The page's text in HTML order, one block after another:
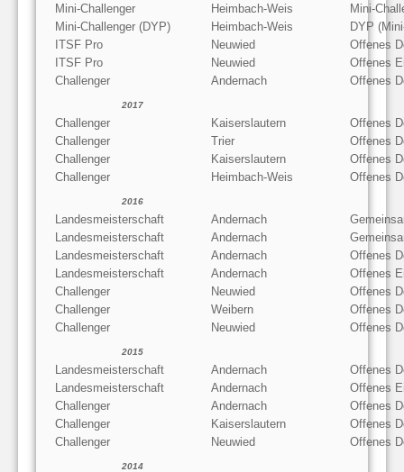
Mini-Challenger Heimbach-Weis
Mini-
Mini-Challenger (DYP)
Heimbach-Weis
DYP
ITSF Pro
Neuwied
Offenes
ITSF Pro
Neuwied
Offenes
Challenger
Andernach Offenes
2017
Challenger Kaiserslautern
Offenes
Challenger
Trier
Offenes
Challenger
Kaiserslautern
Offenes
Challenger
Heimbach-Weis Offenes
2016
Landesmeisterschaft Andernach
Landesmeisterschaft
Andernach
Landesmeisterschaft
Andernach
Offenes
Landesmeisterschaft
Andernach
Offenes
Challenger
Neuwied
Offenes
Challenger
Weibern
Offenes
Challenger
Neuwied Offenes
2015
Landesmeisterschaft Andernach
Offenes
Landesmeisterschaft
Andernach
Offenes
Challenger
Andernach
Offenes
Challenger
Kaiserslautern
Offenes
Challenger
Neuwied Offenes
2014